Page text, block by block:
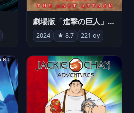
劇場版「進撃の巨人」完結編 THE LAST ATTACK
2024 ★ 8.7 221 oy